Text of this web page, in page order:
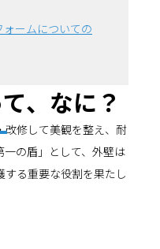
ームについての
、なに？
改修して美観を整え、耐
の盾」として、外壁は
る重要な役割を果たし